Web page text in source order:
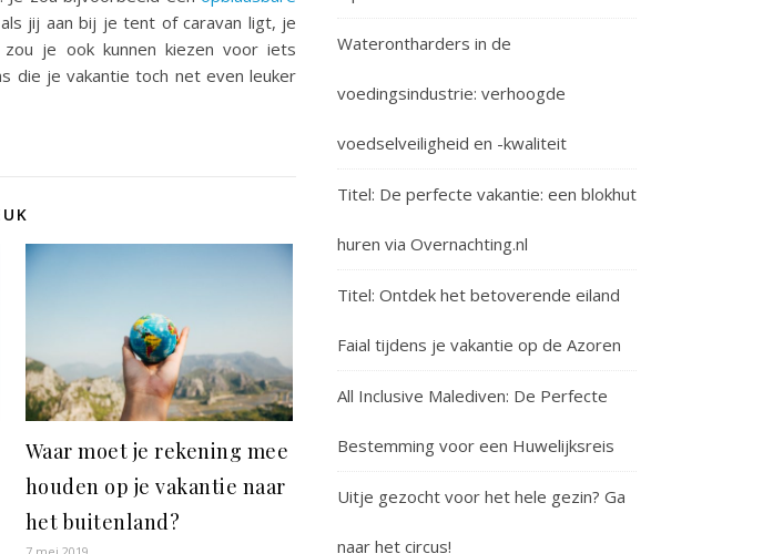
jij aan bij je tent of caravan ligt, je
je ook kunnen kiezen voor iets
die je vakantie toch net even leuker
Waar moet je rekening mee
houden op je vakantie naar
het buitenland?
Waterontharders in de
voedingsindustrie: verhoogde
voedselveiligheid en -kwaliteit
Titel: De perfecte vakantie: een blokhut
huren via Overnachting.nl
Titel: Ontdek het betoverende eiland
Faial tijdens je vakantie op de Azoren
All Inclusive Malediven: De Perfecte
Bestemming voor een Huwelijksreis
Uitje gezocht voor het hele gezin? Ga
naar het circus!